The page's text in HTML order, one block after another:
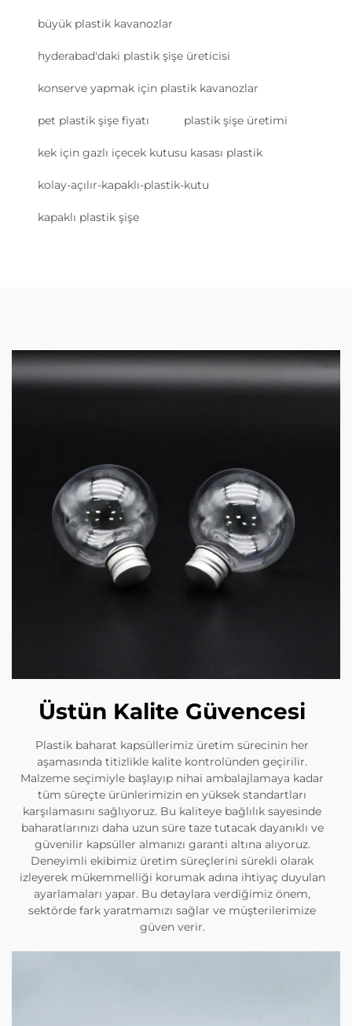
büyük plastik kavanozlar
hyderabad'daki plastik şişe üreticisi
konserve yapmak için plastik kavanozlar
pet plastik şişe fiyatı plastik şişe üretimi
kek için gazlı içecek kutusu kasası plastik
kolay-açılır-kapaklı-plastik-kutu
kapaklı plastik şişe
Üstün Kalite Güvencesi
Plastik baharat kapsüllerimiz üretim sürecinin her
aşamasında titizlikle kalite kontrolünden geçirilir.
Malzeme seçimiyle başlayıp nihai ambalajlamaya kadar
tüm süreçte ürünlerimizin en yüksek standartları
karşılamasını sağlıyoruz. Bu kaliteye bağlılık sayesinde
baharatlarınızı daha uzun süre taze tutacak dayanıklı ve
güvenilir kapsüller almanızı garanti altına alıyoruz.
Deneyimli ekibimiz üretim süreçlerini sürekli olarak
izleyerek mükemmelliği korumak adına ihtiyaç duyulan
ayarlamaları yapar. Bu detaylara verdiğimiz önem,
sektörde fark yaratmamızı sağlar ve müşterilerimize
güven verir.